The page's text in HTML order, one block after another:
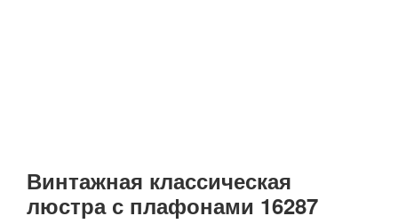
Винтажная классическая
люстра с плафонами 16287